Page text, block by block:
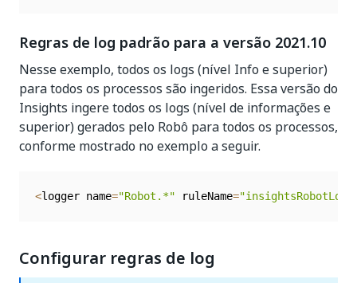
Regras de log padrão para a versão 2021.10
Nesse exemplo, todos os logs (nível Info e superior)
para todos os processos são ingeridos. Essa versão do
Insights ingere todos os logs (nível de informações e
superior) gerados pelo Robô para todos os processos,
conforme mostrado no exemplo a seguir.
<logger name="Robot.*" ruleName=
Configurar regras de log